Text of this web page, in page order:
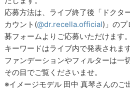
応募方法は、ライブ終了後「ドクタ
カウント(@dr.recella.official)」のプ
募フォームよりご応募いただけます。
キーワードはライブ内で発表されま
ファンデーションやフィルターは一
その目でご覧くださいませ。
※イメージモデル 田中 真琴さんのご